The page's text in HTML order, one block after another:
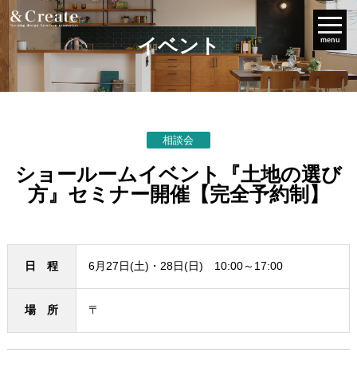
menu
イベント
相談会
ショールームイベント『土地の選び
方』セミナー開催【完全予約制】
日 程 6月27日(土)・28日(日) 10:00～17:00
場 所 〒